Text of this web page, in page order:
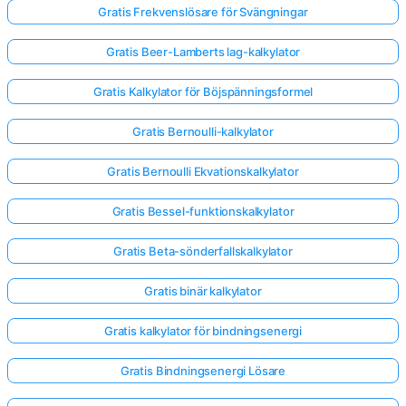
Gratis Frekvenslösare för Svängningar
Gratis Beer-Lamberts lag-kalkylator
Gratis Kalkylator för Böjspänningsformel
Gratis Bernoulli-kalkylator
Gratis Bernoulli Ekvationskalkylator
Gratis Bessel-funktionskalkylator
Gratis Beta-sönderfallskalkylator
Gratis binär kalkylator
Gratis kalkylator för bindningsenergi
Gratis Bindningsenergi Lösare